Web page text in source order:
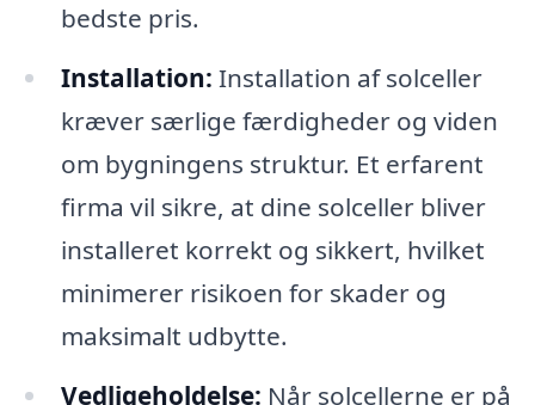
bedste pris.
Installation: Installation af solceller
kræver særlige færdigheder og viden
om bygningens struktur. Et erfarent
firma vil sikre, at dine solceller bliver
installeret korrekt og sikkert, hvilket
minimerer risikoen for skader og
maksimalt udbytte.
Vedligeholdelse: Når solcellerne er på